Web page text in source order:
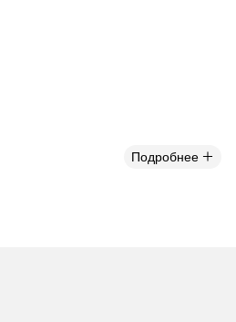
Подробнее